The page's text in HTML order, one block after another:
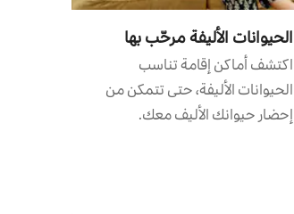
الحيوانات الأليفة مرحّب بها
اكتشف أماكن إقامة تناسب
الحيوانات الأليفة، حتى تتمكن من
إحضار حيوانك الأليف معك.